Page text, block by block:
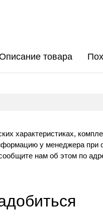
товара
характеристиках,
у менеджера
нам об этом по